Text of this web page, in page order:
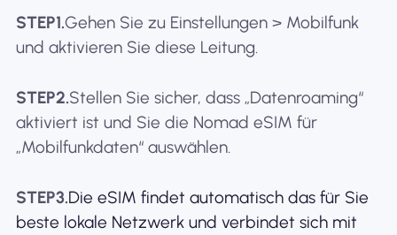
STEP1.Gehen Sie zu Einstellungen > Mobilfunk
und aktivieren Sie diese Leitung.
STEP2.Stellen Sie sicher, dass „Datenroaming“
aktiviert ist und Sie die Nomad eSIM für
„Mobilfunkdaten“ auswählen.
STEP3.Die eSIM findet automatisch das für Sie
beste lokale Netzwerk und verbindet sich mit